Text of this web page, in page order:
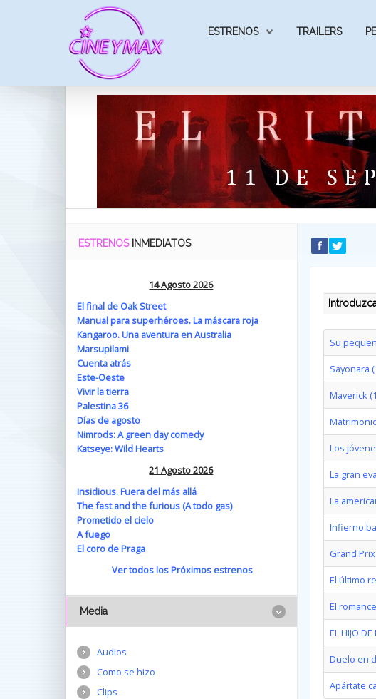
ESTRENOS TRAILERS
Su
Sayonara
Maverick
Los
La gran
La
Infierno
Grand
El último
El
EL HIJO
Duelo en
Apártate
ESTRENOS INMEDIATOS
14 Agosto 2026
El final de Oak Street
Manual para superhéroes. La máscara roja
Kangaroo. Una aventura en Australia
Marsupilami
Cuenta atrás
Este-Oeste
Vivir la tierra
Palestina 36
Días de agosto
Nimrods: A green day comedy
Katseye: Wild Hearts
21 Agosto 2026
Insidious. Fuera del más allá
The fast and the furious (A todo gas)
Prometido el cielo
A fuego
El coro de Praga
Ver todos los Próximos estrenos
Media
Audios
Como se hizo
Clips